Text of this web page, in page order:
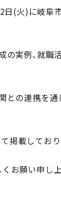
日(火)に岐阜
の実例、就
との連携を
掲載しており
お願い申し上